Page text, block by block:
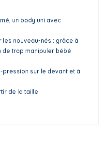
un body uni avec
nouveau-nés : grâce à
de trop manipuler bébé
sur le devant et à
de la taille